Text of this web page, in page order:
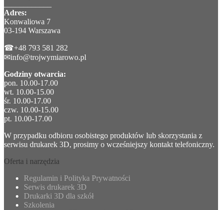
Adres:
Konwaliowa 7
03-194 Warszawa
☎+48 793 581 282
✉info@trojwymiarowo.pl
Godziny otwarcia:
pon. 10.00-17.00
wt. 10.00-15.00
śr. 10.00-17.00
czw. 10.00-15.00
pt. 10.00-17.00
W przypadku odbioru osobistego produktów lub skorzystania z
serwisu drukarek 3D, prosimy o wcześniejszy kontakt telefoniczny.
Oferta i narzędzia
Regulamin i Polityka Prywatności
Serwis drukarek 3D
Drukarki 3D dla szkół
Szkolenia